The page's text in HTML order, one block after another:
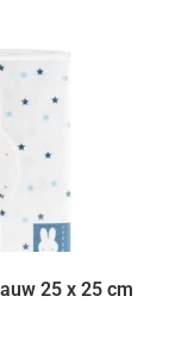
25 x 25 cm